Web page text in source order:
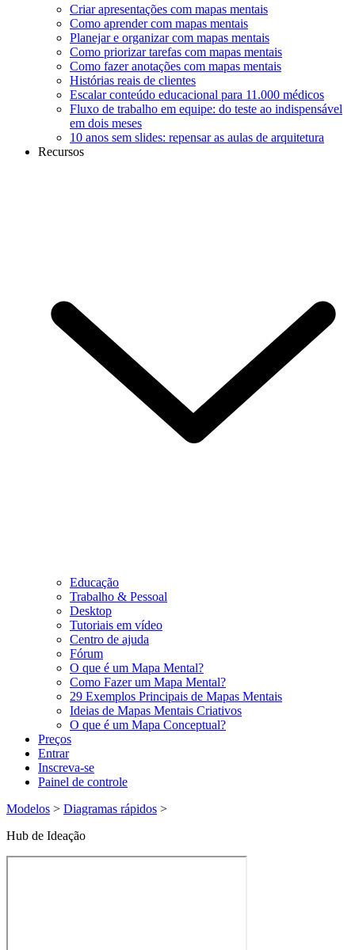
Criar apresentações com mapas mentais
Como aprender com mapas mentais
Planejar e organizar com mapas mentais
Como priorizar tarefas com mapas mentais
Como fazer anotações com mapas mentais
Histórias reais de clientes
Escalar conteúdo educacional para 11.000 médicos
Fluxo de trabalho em equipe: do teste ao indispensável
em dois meses
10 anos sem slides: repensar as aulas de arquitetura
Recursos
Educação
Trabalho & Pessoal
Desktop
Tutoriais em vídeo
Centro de ajuda
Fórum
O que é um Mapa Mental?
Como Fazer um Mapa Mental?
29 Exemplos Principais de Mapas Mentais
Ideias de Mapas Mentais Criativos
O que é um Mapa Conceptual?
Preços
Entrar
Inscreva-se
Painel de controle
Modelos > Diagramas rápidos >
Hub de Ideação